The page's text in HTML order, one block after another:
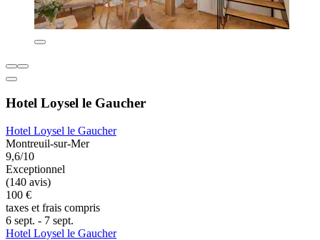
Hotel Loysel le Gaucher
Hotel Loysel le Gaucher
Montreuil-sur-Mer
9,6/10
Exceptionnel
(140 avis)
100 €
taxes et frais compris
6 sept. - 7 sept.
Hotel Loysel le Gaucher